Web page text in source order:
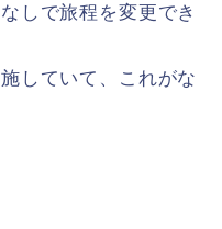
しで旅程を変更でき
していて、これがな